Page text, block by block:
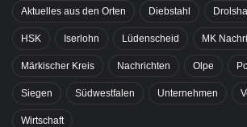
Aktuelles aus den Orten Diebstahl
HSK Iserlohn Lüdenscheid MK
Märkischer Kreis Nachrichten Olpe
Siegen Südwestfalen Unternehmen
Wirtschaft